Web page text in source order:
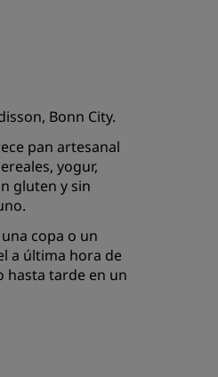
Bonn City.
pan artesanal
yogur,
gluten y sin
copa o un
a última hora de
hasta tarde en un